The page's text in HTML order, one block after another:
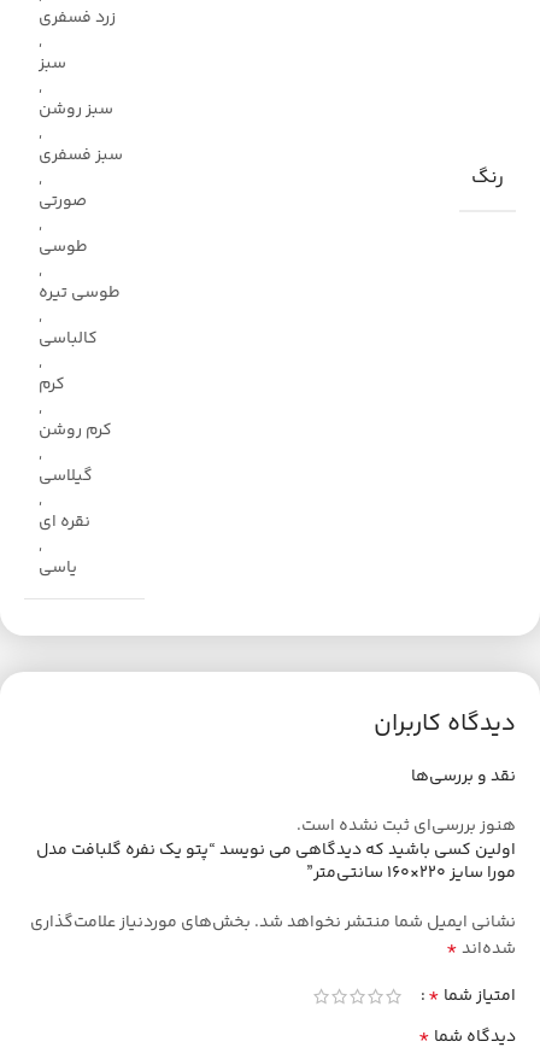
رنگ
زرد فسفری
,
سبز
,
سبز روشن
,
سبز فسفری
,
صورتی
,
طوسی
,
طوسی تیره
,
کالباسی
,
کرم
,
کرم روشن
,
گیلاسی
,
نقره ای
,
یاسی
دیدگاه کاربران
نقد و بررسی‌ها
هنوز بررسی‌ای ثبت نشده است.
اولین کسی باشید که دیدگاهی می نویسد “پتو یک نفره گلبافت مدل
مورا سایز 220×160 سانتی‌متر”
نشانی ایمیل شما منتشر نخواهد شد. بخش‌های موردنیاز علامت‌گذاری
شده‌اند*
امتیاز شما *
دیدگاه شما *